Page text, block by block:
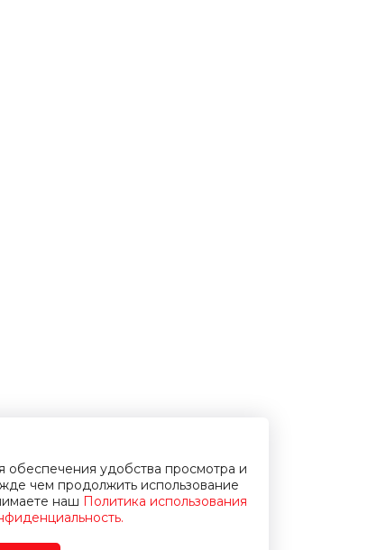
обеспечения удобства просмотра и
чем продолжить использование
наш Политика использования